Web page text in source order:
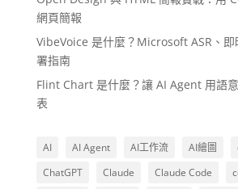
網頁簡報
VibeVoice 是什麼？Microsoft ASR、即
署指南
Flint Chart 是什麼？讓 AI Agent 用語
表
AI AI Agent AI工作流 AI繪圖
ChatGPT
Claude Claude Code